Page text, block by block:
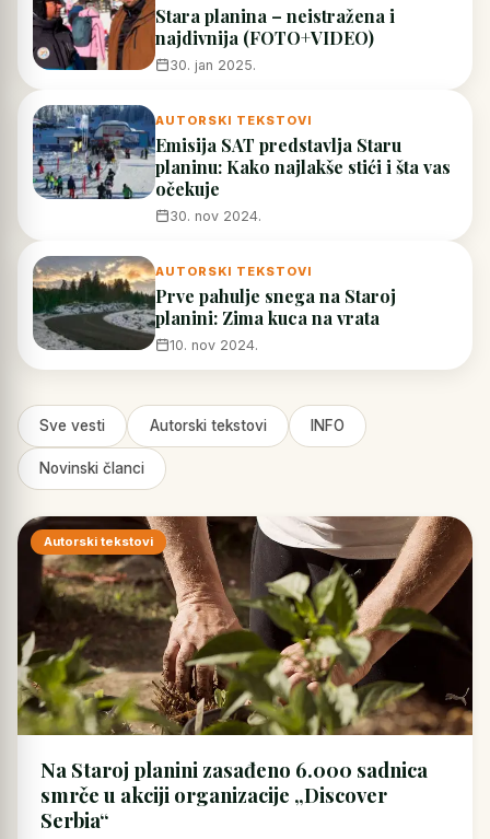
Stara planina – neistražena i
najdivnija (FOTO+VIDEO)
30. jan 2025.
AUTORSKI TEKSTOVI
Emisija SAT predstavlja Staru
planinu: Kako najlakše stići i šta vas
očekuje
30. nov 2024.
AUTORSKI TEKSTOVI
Prve pahulje snega na Staroj
planini: Zima kuca na vrata
10. nov 2024.
Sve vesti Autorski tekstovi INFO
Novinski članci
Autorski tekstovi
Na Staroj planini zasađeno 6.000 sadnica
smrče u akciji organizacije „Discover
Serbia“